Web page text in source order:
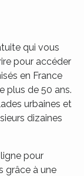
qui vous
pour accéder
en France
plus de 50 ans.
urbaines et
dizaines
pour
grâce à une